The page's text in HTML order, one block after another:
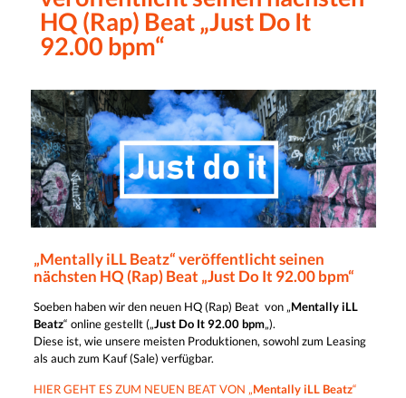
HQ (Rap) Beat „Just Do It
92.00 bpm“
„Mentally iLL Beatz“ veröffentlicht seinen
nächsten HQ (Rap) Beat „Just Do It 92.00 bpm“
Soeben haben wir den neuen HQ (Rap) Beat von „Mentally iLL
Beatz“ online gestellt („Just Do It 92.00 bpm„).
Diese ist, wie unsere meisten Produktionen, sowohl zum Leasing
als auch zum Kauf (Sale) verfügbar.
HIER GEHT ES ZUM NEUEN BEAT VON „Mentally iLL Beatz“